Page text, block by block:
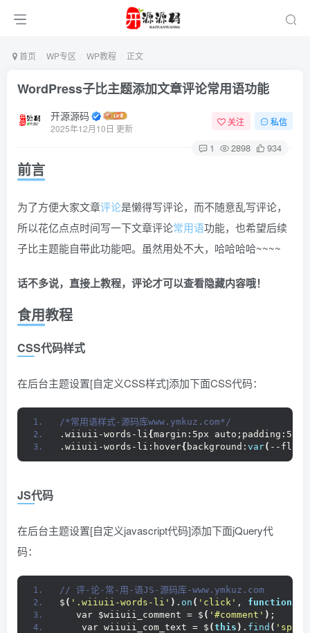
首页 WP专区 WP教程 正文
WordPress子比主题添加文章评论常用语功能
开源源码
2025年12月10日 更新
关注 私信
1 2898 934
前言
为了方便大家文章评论是懒得写评论，而不随意乱写评论，
所以花亿点点时间写一下文章评论常用语功能，也希望后续
子比主题能自带此功能吧。虽然用处不大，哈哈哈哈~~~~
话不多说，直接上教程，评论才可以查看隐藏内容哦！
食用教程
CSS代码样式
在后台主题设置[自定义CSS样式]添加下面CSS代码：
/*常用语样式-源码库www.ymkuz.com*/
.wiiuii-words-li{ margin:5px
.wiiuii-words-li:hover{ background: var( --
JS代码
在后台主题设置[自定义javascript代码]添加下面jQuery代
码：
// 评-论-常-用-语JS-源码库-www.ymkuz.com
$ ( '.wiiuii-words-li' ) . on ( 'click' , function
   var $wiiuii_comment = $
( '#comment' ) ;
    var wiiuii_com_text = $
(this ) . find ( 'span'